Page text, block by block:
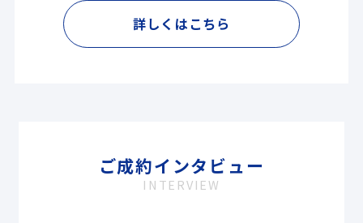
詳しくはこちら
ご成約インタビュー
INTERVIEW